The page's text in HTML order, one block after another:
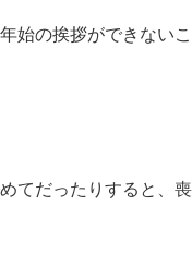
始の挨拶ができない
てだったりすると、